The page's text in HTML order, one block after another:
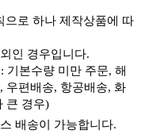
으로 하나 제작상품에 따
인 경우입니다.
기본수량 미만 주문, 해
우편배송, 항공배송, 화
큰 경우)
배송이 가능합니다.